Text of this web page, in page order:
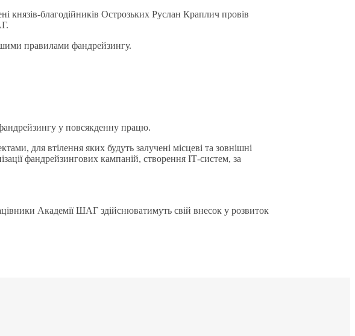
благодійників Острозьких Руслан Краплич провів
правилами фандрейзингу.
у повсякденну працю.
для втілення яких будуть залучені місцеві та зовнішні
фандрейзингових кампаній, створення ІТ-систем, за
Академії ШАГ здійснюватимуть свій внесок у розвиток